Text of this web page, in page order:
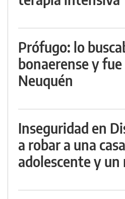
Prófugo: lo
bonaerense y
Neuquén
Inseguridad en
a robar a una
adolescente y